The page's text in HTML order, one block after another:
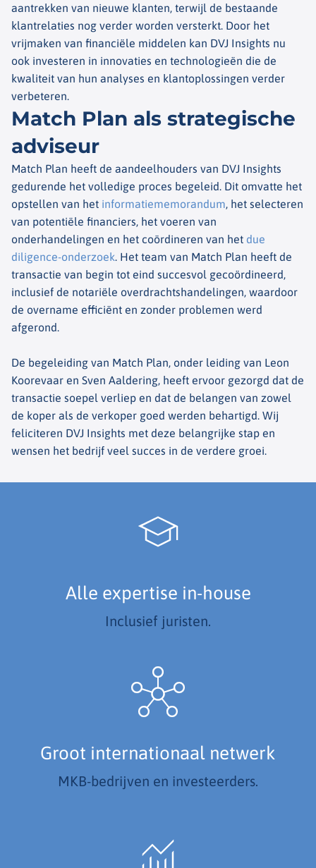
aantrekken van nieuwe klanten, terwijl de bestaande
klantrelaties nog verder worden versterkt. Door het
vrijmaken van financiële middelen kan DVJ Insights nu
ook investeren in innovaties en technologieën die de
kwaliteit van hun analyses en klantoplossingen verder
verbeteren.
Match Plan als strategische
adviseur
Match Plan heeft de aandeelhouders van DVJ Insights
gedurende het volledige proces begeleid. Dit omvatte het
opstellen van het informatiememorandum, het selecteren
van potentiële financiers, het voeren van
onderhandelingen en het coördineren van het due
diligence-onderzoek. Het team van Match Plan heeft de
transactie van begin tot eind succesvol gecoördineerd,
inclusief de notariële overdrachtshandelingen, waardoor
de overname efficiënt en zonder problemen werd
afgerond.
De begeleiding van Match Plan, onder leiding van Leon
Koorevaar en Sven Aaldering, heeft ervoor gezorgd dat de
transactie soepel verliep en dat de belangen van zowel
de koper als de verkoper goed werden behartigd. Wij
feliciteren DVJ Insights met deze belangrijke stap en
wensen het bedrijf veel succes in de verdere groei.
Alle expertise in-house
Inclusief juristen.
Groot internationaal netwerk
MKB-bedrijven en investeerders.